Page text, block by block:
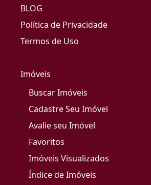
BLOG
Política de Privacidade
Termos de Uso
Imóveis
Buscar Imóveis
Cadastre Seu Imóvel
Avalie seu Imóvel
Favoritos
Imóveis Visualizados
Índice de Imóveis